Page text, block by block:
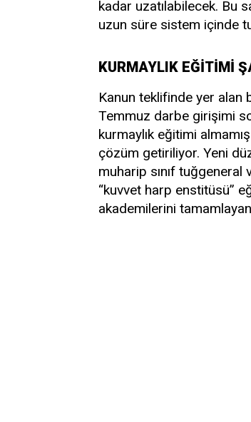
kadar uzatılabilecek. Bu
uzun süre sistem içinde
KURMAYLIK EĞİTİMİ
Kanun teklifinde yer alan
Temmuz darbe girişimi
kurmaylık eğitimi
çözüm getiriliyor. Yeni
muharip sınıf
“kuvvet harp enstitüsü”
akademilerini